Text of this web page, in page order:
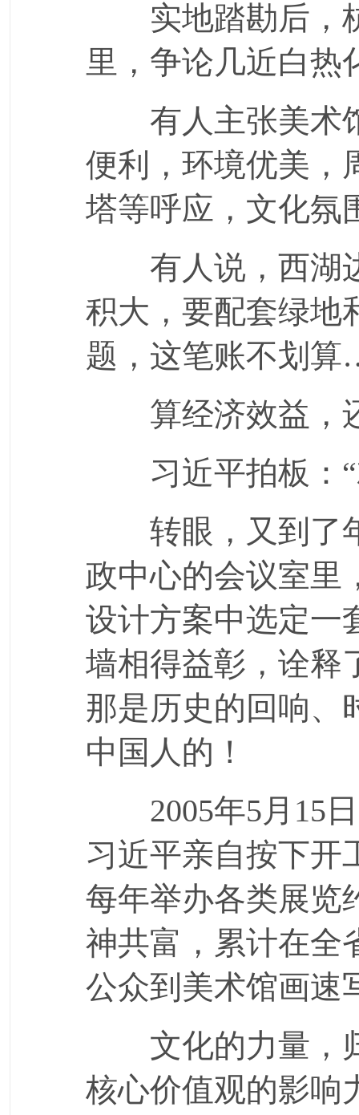
实地踏勘后，
里，争论几近白
有人主张美术馆
便利，环境优美，
塔等呼应，文化氛
有人说，西湖边
积大，要配套绿地
题，这笔账不划
算经济效益，
习近平拍板：“
转眼，又到了年
政中心的会议室里
设计方案中选定一
墙相得益彰，诠
那是历史的回响、
中国人的！
2005年5月15日
习近平亲自按下开
每年举办各类展览
神共富，累计在全
公众到美术馆画
文化的力量，归
核心价值观的影响